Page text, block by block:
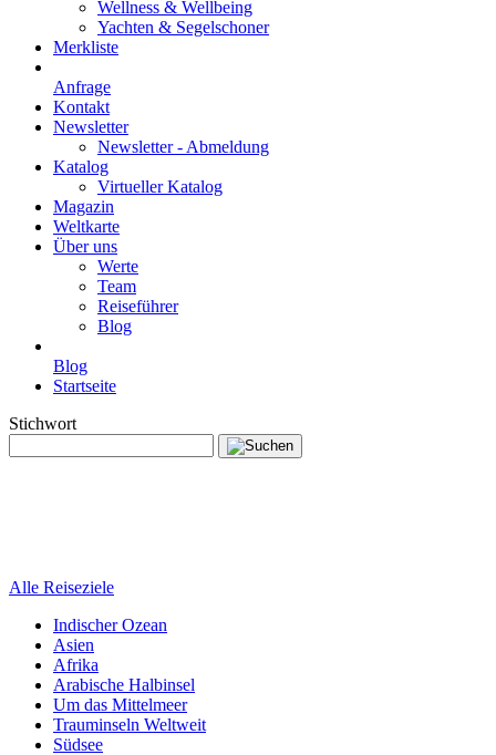
Wellness & Wellbeing
Yachten & Segelschoner
Merkliste
Anfrage
Kontakt
Newsletter
Newsletter - Abmeldung
Katalog
Virtueller Katalog
Magazin
Weltkarte
Über uns
Werte
Team
Reiseführer
Blog
Blog
Startseite
Stichwort
Alle Reiseziele
Indischer Ozean
Asien
Afrika
Arabische Halbinsel
Um das Mittelmeer
Trauminseln Weltweit
Südsee